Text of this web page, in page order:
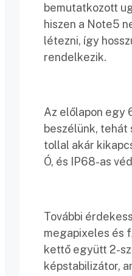
bemutatkozott
hiszen a Note5
létezni, így
rendelkezik.
Az előlapon egy
beszélünk, tehát
tollal akár
Ó, és IP68-as
További
megapixeles és
kettő együtt 2-
képstabilizátor,